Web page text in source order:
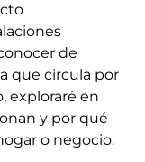
de
que circula por
exploraré en
y por qué
o negocio.